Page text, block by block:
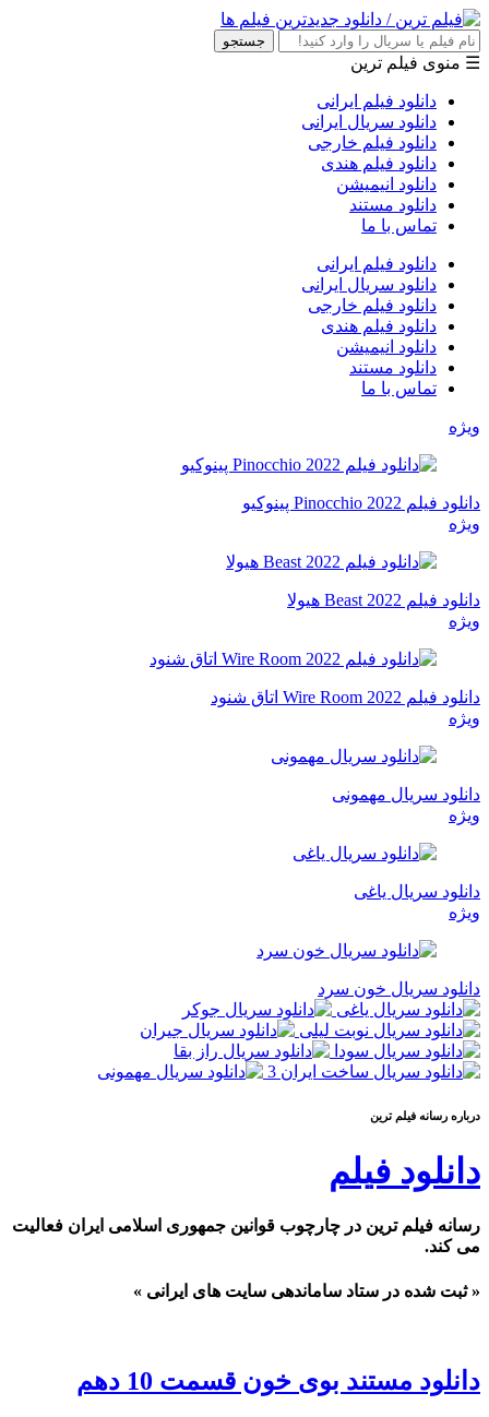
جستجو
☰ منوی فیلم ترین
دانلود فیلم ایرانی
دانلود سریال ایرانی
دانلود فیلم خارجی
دانلود فیلم هندی
دانلود انیمیشن
دانلود مستند
تماس با ما
دانلود فیلم ایرانی
دانلود سریال ایرانی
دانلود فیلم خارجی
دانلود فیلم هندی
دانلود انیمیشن
دانلود مستند
تماس با ما
ویژه
دانلود فیلم Pinocchio 2022 پینوکیو
ویژه
دانلود فیلم Beast 2022 هیولا
ویژه
دانلود فیلم Wire Room 2022 اتاق شنود
ویژه
دانلود سریال مهمونی
ویژه
دانلود سریال یاغی
ویژه
دانلود سریال خون سرد
درباره رسانه فيلم ترين
دانلود فیلم
رسانه فیلم ترین در چارچوب قوانین جمهوری اسلامی ایران فعالیت
می کند.
« ثبت شده در ستاد ساماندهی سایت های ایرانی »
دانلود مستند بوی خون قسمت 10 دهم